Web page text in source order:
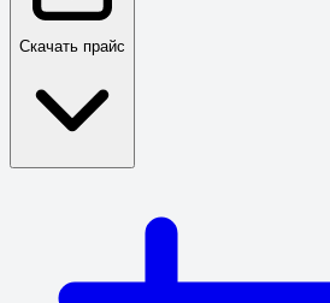
Скачать прайс